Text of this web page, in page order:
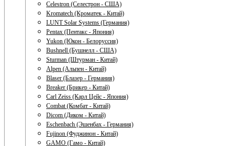
Celestron (Селестрон - США)
Kromatech (Кроматек - Китай)
LUNT Solar Systems (Германия)
Pentax (Пентакс - Япония)
Yukon (Юкон - Белоруссия)
Bushnell (Бушнелл - США)
Sturman (Штурман - Китай)
Alpen (Альпен - Китай)
Blaser (Блазер - Германия)
Breaker (Брикер - Китай)
Carl Zeiss (Карл Цейс - Япония)
Combat (Комбат - Китай)
Dicom (Диком - Китай)
Eschenbach (Эшенбах - Германия)
Fujinon (Фуджинон - Китай)
GAMO (Гамо - Китай)